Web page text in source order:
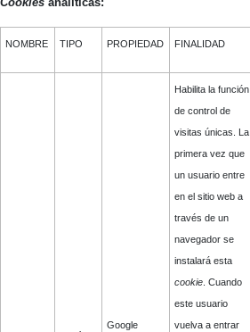
Cookies analíticas:
NOMBRE TIPO PROPIEDAD FINALIDAD
Google
Habilita la función
de control de
visitas únicas. La
primera vez que
un usuario entre
en el sitio web a
través de un
navegador se
instalará esta
cookie . Cuando
este usuario
vuelva a entrar